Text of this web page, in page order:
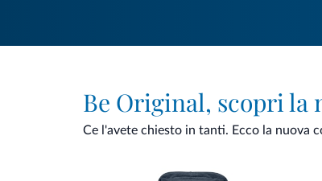
Be Original, scopri la
Ce l'avete chiesto in tanti. Ecco la nuova